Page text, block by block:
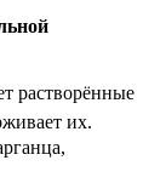
растворённые
их.